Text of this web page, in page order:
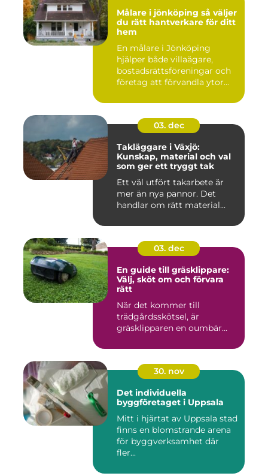
Målare i jönköping så väljer
du rätt hantverkare för ditt
hem
En målare i Jönköping
hjälper både villaägare,
bostadsrättsföreningar och
företag att förvandla ytor...
03. dec
Takläggare i Växjö:
Kunskap, material och val
som ger ett tryggt tak
Ett väl utfört takarbete är
mer än nya pannor. Det
handlar om rätt material...
03. dec
En guide till gräsklippare:
Välj, sköt om och förvara
rätt
När det kommer till
trädgårdsskötsel, är
gräsklipparen en oumbär...
30. nov
Det individuella
byggföretaget i Uppsala
Mitt i hjärtat av Uppsala stad
finns en blomstrande arena
för byggverksamhet där
fler...